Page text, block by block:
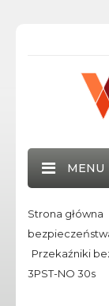
MENU
Strona główna
Przekaźniki
3PST-NO 30s